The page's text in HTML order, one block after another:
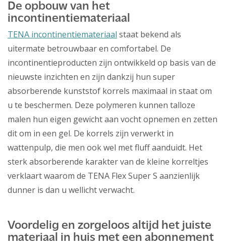
De opbouw van het
incontinentiemateriaal
TENA incontinentiemateriaal staat bekend als
uitermate betrouwbaar en comfortabel. De
incontinentieproducten zijn ontwikkeld op basis van de
nieuwste inzichten en zijn dankzij hun super
absorberende kunststof korrels maximaal in staat om
u te beschermen. Deze polymeren kunnen talloze
malen hun eigen gewicht aan vocht opnemen en zetten
dit om in een gel. De korrels zijn verwerkt in
wattenpulp, die men ook wel met fluff aanduidt. Het
sterk absorberende karakter van de kleine korreltjes
verklaart waarom de TENA Flex Super S aanzienlijk
dunner is dan u wellicht verwacht.
Voordelig en zorgeloos altijd het juiste
materiaal in huis met een abonnement